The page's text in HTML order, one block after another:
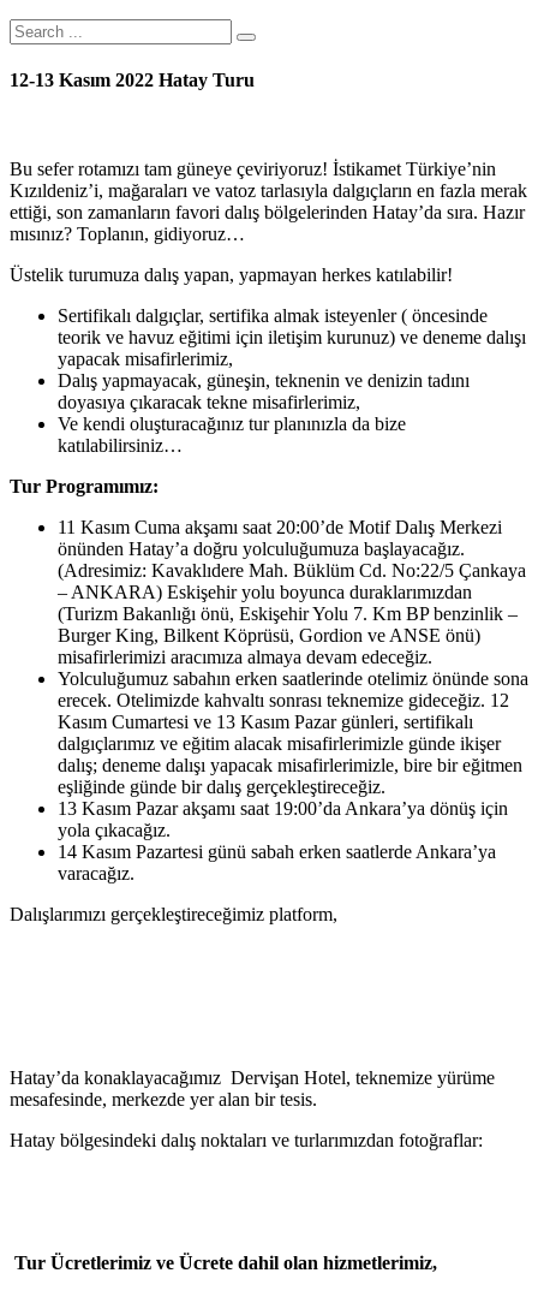
12-13 Kasım 2022 Hatay Turu
Bu sefer rotamızı tam güneye çeviriyoruz! İstikamet Türkiye’nin
Kızıldeniz’i, mağaraları ve vatoz tarlasıyla dalgıçların en fazla merak
ettiği, son zamanların favori dalış bölgelerinden Hatay’da sıra. Hazır
mısınız? Toplanın, gidiyoruz…
Üstelik turumuza dalış yapan, yapmayan herkes katılabilir!
Sertifikalı dalgıçlar, sertifika almak isteyenler ( öncesinde
teorik ve havuz eğitimi için iletişim kurunuz) ve deneme dalışı
yapacak misafirlerimiz,
Dalış yapmayacak, güneşin, teknenin ve denizin tadını
doyasıya çıkaracak tekne misafirlerimiz,
Ve kendi oluşturacağınız tur planınızla da bize
katılabilirsiniz…
Tur Programımız:
11 Kasım Cuma akşamı saat 20:00’de Motif Dalış Merkezi
önünden Hatay’a doğru yolculuğumuza başlayacağız.
(Adresimiz: Kavaklıdere Mah. Büklüm Cd. No:22/5 Çankaya
– ANKARA) Eskişehir yolu boyunca duraklarımızdan
(Turizm Bakanlığı önü, Eskişehir Yolu 7. Km BP benzinlik –
Burger King, Bilkent Köprüsü, Gordion ve ANSE önü)
misafirlerimizi aracımıza almaya devam edeceğiz.
Yolculuğumuz sabahın erken saatlerinde otelimiz önünde sona
erecek. Otelimizde kahvaltı sonrası teknemize gideceğiz. 12
Kasım Cumartesi ve 13 Kasım Pazar günleri, sertifikalı
dalgıçlarımız ve eğitim alacak misafirlerimizle günde ikişer
dalış; deneme dalışı yapacak misafirlerimizle, bire bir eğitmen
eşliğinde günde bir dalış gerçekleştireceğiz.
13 Kasım Pazar akşamı saat 19:00’da Ankara’ya dönüş için
yola çıkacağız.
14 Kasım Pazartesi günü sabah erken saatlerde Ankara’ya
varacağız.
Dalışlarımızı gerçekleştireceğimiz platform,
Hatay’da konaklayacağımız Dervişan Hotel, teknemize yürüme
mesafesinde, merkezde yer alan bir tesis.
Hatay bölgesindeki dalış noktaları ve turlarımızdan fotoğraflar:
Tur Ücretlerimiz ve Ücrete dahil olan hizmetlerimiz,